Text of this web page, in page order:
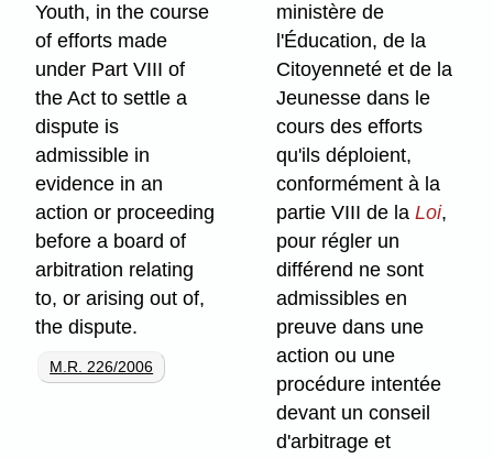
Youth, in the course
of efforts made
under Part VIII of
the Act to settle a
dispute is
admissible in
evidence in an
action or proceeding
before a board of
arbitration relating
to, or arising out of,
the dispute.
M.R. 226/2006
ministère de
l'Éducation, de la
Citoyenneté et de la
Jeunesse dans le
cours des efforts
qu'ils déploient,
conformément à la
partie VIII de laLoi,
pour régler un
différend ne sont
admissibles en
preuve dans une
action ou une
procédure intentée
devant un conseil
d'arbitrage et